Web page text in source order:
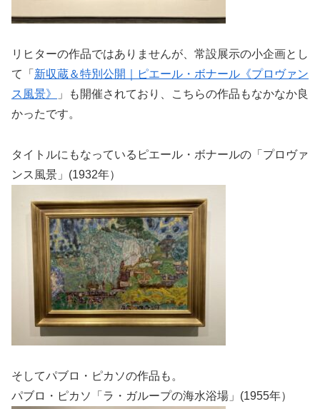
リヒターの作品ではありませんが、常設展示の小企画とし
て「 新収蔵＆特別公開｜ピエール・ボナール《プロヴァン
ス風景》
」も開催されており、こちらの作品もなかなか良
かったです。
タイトルにもなっているピエール・ボナールの「プロヴァ
ンス風景」(1932年）
そしてパブロ・ピカソの作品も。
パブロ・ピカソ「ラ・ガループの海水浴場」(1955年）